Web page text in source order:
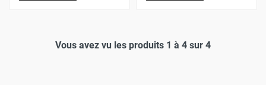
Vous avez vu les produits 1 à 4 sur 4